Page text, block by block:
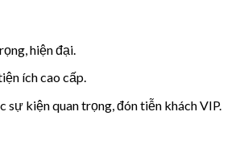
hiện đại.
ích cao cấp.
sự kiện quan trọng, đón tiễn khách VIP.